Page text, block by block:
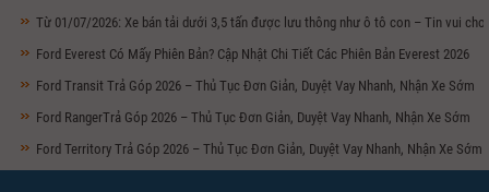
Từ 01/07/2026: Xe bán tải dưới 3,5 tấn được lưu thông như ô tô con – Tin vui cho
Ford Everest Có Mấy Phiên Bản? Cập Nhật Chi Tiết Các Phiên Bản Everest 2026
Ford Transit Trả Góp 2026 – Thủ Tục Đơn Giản, Duyệt Vay Nhanh, Nhận Xe Sớm
Ford RangerTrả Góp 2026 – Thủ Tục Đơn Giản, Duyệt Vay Nhanh, Nhận Xe Sớm
Ford Territory Trả Góp 2026 – Thủ Tục Đơn Giản, Duyệt Vay Nhanh, Nhận Xe Sớm